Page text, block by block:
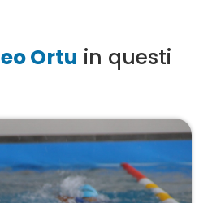
Ortu in questi